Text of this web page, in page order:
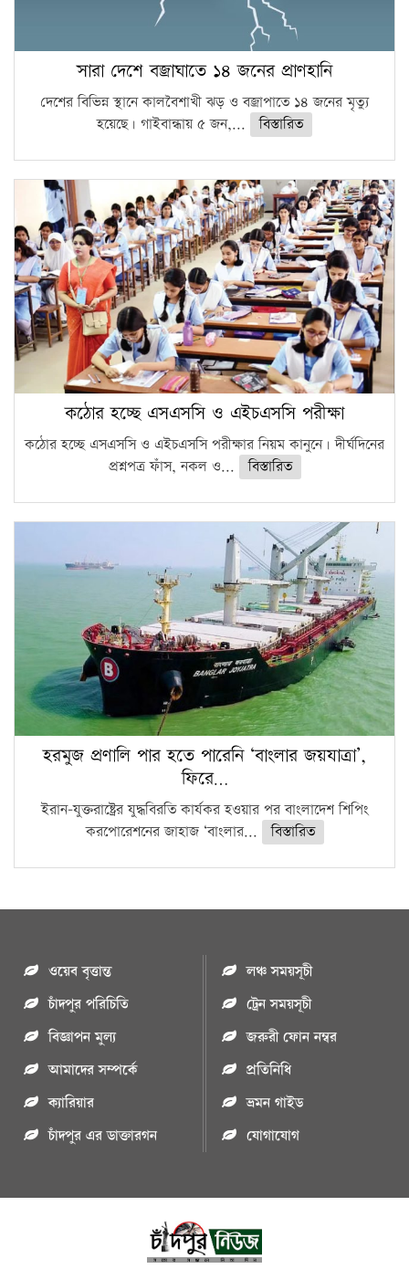
সারা দেশে বজ্রাঘাতে ১৪ জনের প্রাণহানি
দেশের বিভিন্ন স্থানে কালবৈশাখী ঝড় ও বজ্রাপাতে ১৪ জনের মৃত্যু
হয়েছে। গাইবান্ধায় ৫ জন,...
বিস্তারিত
কঠোর হচ্ছে এসএসসি ও এইচএসসি পরীক্ষা
কঠোর হচ্ছে এসএসসি ও এইচএসসি পরীক্ষার নিয়ম কানুনে। দীর্ঘদিনের
প্রশ্নপত্র ফাঁস, নকল ও...
বিস্তারিত
হরমুজ প্রণালি পার হতে পারেনি ‘বাংলার জয়যাত্রা’,
ফিরে…
ইরান-যুক্তরাষ্ট্রের যুদ্ধবিরতি কার্যকর হওয়ার পর বাংলাদেশ শিপিং
করপোরেশনের জাহাজ ‘বাংলার...
বিস্তারিত
ওয়েব বৃত্তান্ত
চাঁদপুর পরিচিতি
বিজ্ঞাপন মুল্য
আমাদের সম্পর্কে
ক্যারিয়ার
চাঁদপুর এর ডাক্তারগন
লঞ্চ সময়সূচী
ট্রেন সময়সূচী
জরুরী ফোন নম্বর
প্রতিনিধি
ভ্রমন গাইড
যোগাযোগ